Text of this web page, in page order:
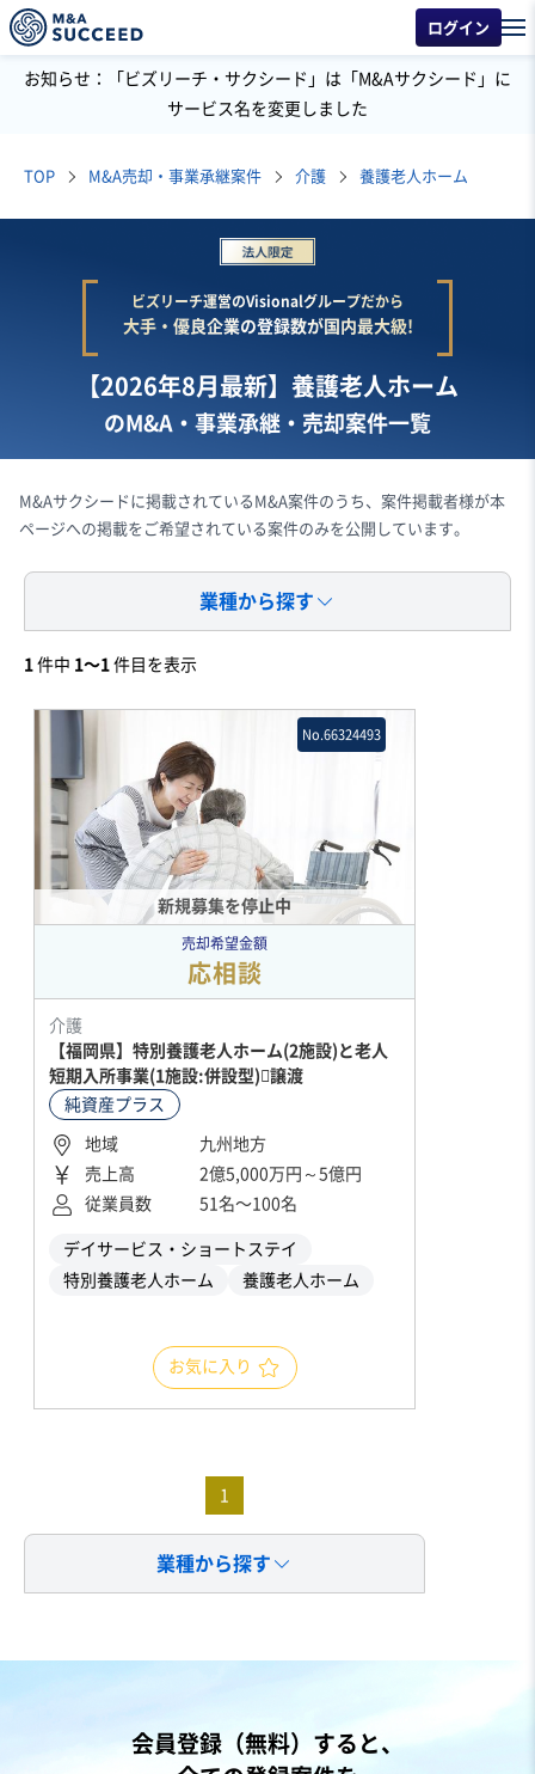
ログイン
お知らせ：「ビズリーチ・サクシード」は「M&Aサクシード」に
サービス名を変更しました
TOP M&A売却・事業承継案件 介護 養護老人ホーム
ビズリーチ運営のVisionalグループだから
大手・優良企業の登録数が国内最大級!
【2026年8月最新】養護老人ホーム
のM&A・事業承継・売却案件一覧
M&Aサクシードに掲載されているM&A案件のうち、案件掲載者様が本
ページへの掲載をご希望されている案件のみを公開しています。
業種から探す
1 件中 1〜1 件目を表示
新規募集を停止中
No.66324493
売却希望金額
応相談
介護
【福岡県】特別養護老人ホーム(2施設)と老人
短期入所事業(1施設:併設型)􏰀譲渡
純資産プラス
地域
九州地方
売上高
2億5,000万円～5億円
従業員数
51名〜100名
デイサービス・ショートステイ
特別養護老人ホーム
養護老人ホーム
お気に入り
1
業種から探す
会員登録（無料）すると、